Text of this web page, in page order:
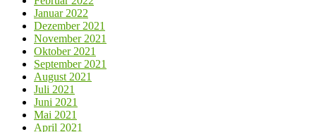
Januar 2022
Dezember 2021
November 2021
Oktober 2021
September 2021
August 2021
Juli 2021
Juni 2021
Mai 2021
April 2021